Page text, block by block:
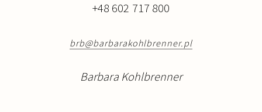
+48 602 717 800
brb@barbarakohlbrenner.pl
Barbara Kohlbrenner